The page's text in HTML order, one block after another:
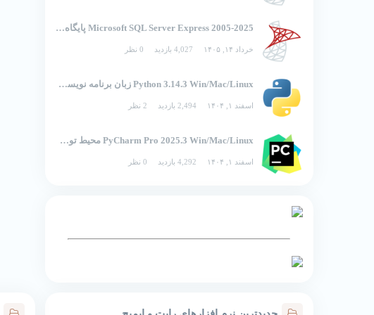
2005-2025 Microsoft SQL Server Express پایگاه داده
خرداد ۱۴, ۱۴۰۵ 4,027 بازدید 0 نظر
Python 3.14.3 Win/Mac/Linux زبان برنامه نویسی پایتون
اسفند ۱, ۱۴۰۴ 2,494 بازدید 2 نظر
PyCharm Pro 2025.3 Win/Mac/Linux محیط توسعه یکپارچه برای پایتون
اسفند ۱, ۱۴۰۴ 4,292 بازدید 0 نظر